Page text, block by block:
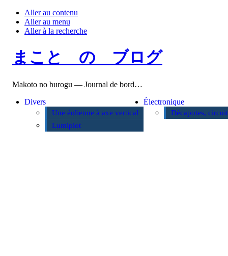
Aller au contenu
Aller au menu
Aller à la recherche
まこと の ブログ
Makoto no burogu — Journal de bord…
Divers
Une éolienne à axe vertical
Lumiplot
Électronique
Décapotes,